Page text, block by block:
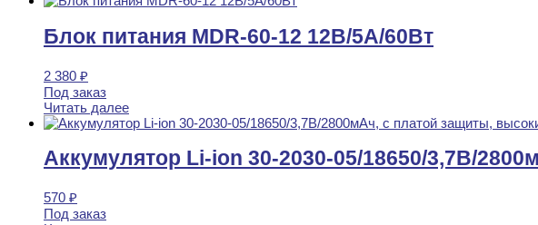
Блок питания MDR-60-12 12B/5A/60Вт
2 380 ₽
Под заказ
Читать далее
Аккумулятор Li-ion 30-2030-05/18650/3,7В/
570 ₽
Под заказ